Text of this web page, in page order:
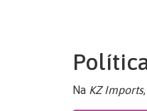
Na KZ Imports